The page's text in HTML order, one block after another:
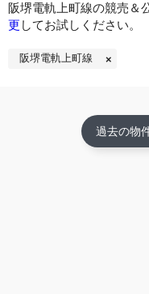
阪堺電軌上町線の競売＆
更 してお試しください。
阪堺電軌上町線
過去の物